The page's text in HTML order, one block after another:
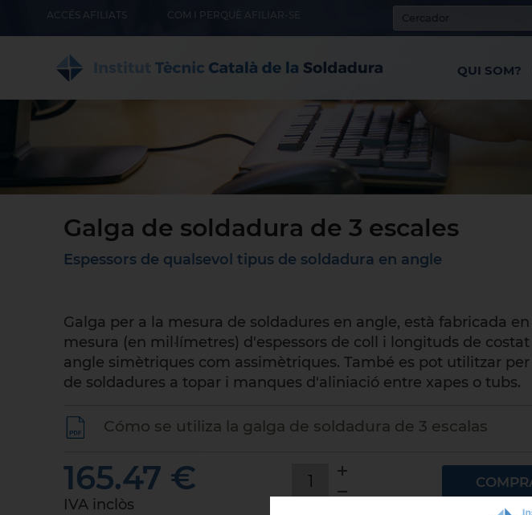
ACCÉS AFILIATS COM I PERQUÈ AFILIAR-SE
QUI SOM?
Galga de soldadura de 3 escales
Espessors de qualsevol tipus de soldadura en angle
Galga per a la mesura de soldadures en angle, està fabricada
mesura (en mil·límetres) d'espessors de coll i longituds de
angle simètriques com assimètriques. També es pot utilitzar
de soldadures a topar i manques d'aliniació entre xapes o tubs.
Cómo se utiliza la galga de soldadura de 3 escalas
165.47 €
IVA inclòs
1